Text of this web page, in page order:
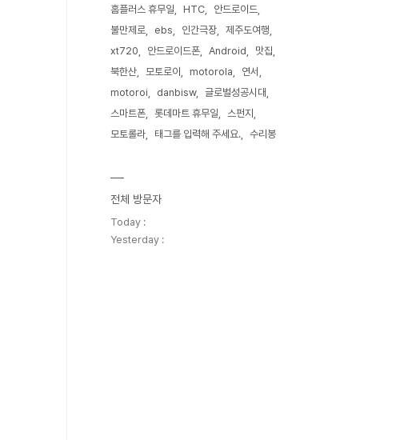
홈플러스 휴무일
HTC
안드로이드
불만제로
ebs 인간극장
제주도여행
xt720
안드로이드폰 Android
맛집
북한산
모토로이 motorola
연서
motoroi
danbisw
글로벌성공시대
스마트폰
롯데마트 휴무일
스펀지
모토롤라
태그를 입력해 주세요. 수리봉
전체 방문자
Today :
Yesterday :